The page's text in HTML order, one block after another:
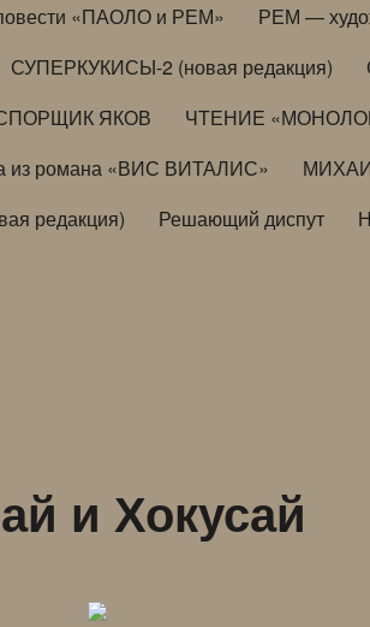
«ПАОЛО и РЕМ»
РЕМ —
СУПЕРКУКИСЫ-2 (новая редакция)
ЯКОВ ЧТЕНИЕ
романа «ВИС ВИТАЛИС»
редакция)
Решающий диспут
и Хокусай